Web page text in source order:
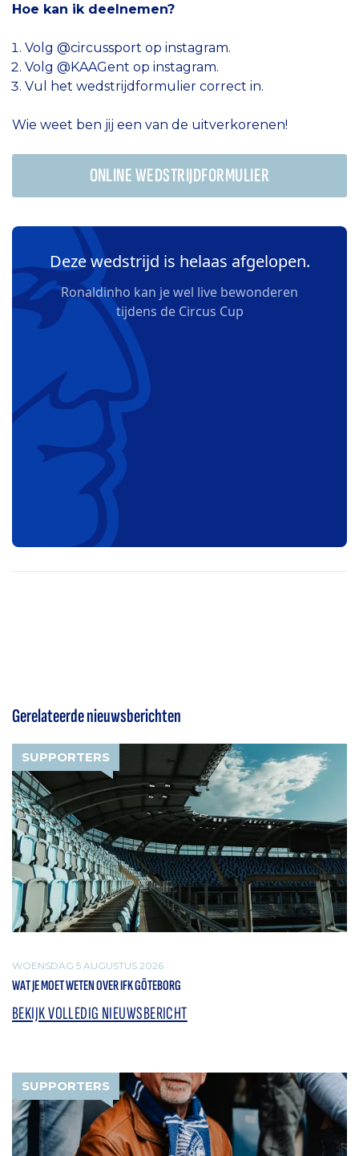
Hoe kan ik deelnemen?
Volg @circussport op instagram.
Volg @KAAGent op instagram.
Vul het wedstrijdformulier correct in.
Wie weet ben jij een van de uitverkorenen!
ONLINE WEDSTRIJDFORMULIER
Gerelateerde nieuwsberichten
SUPPORTERS
WOENSDAG 5 AUGUSTUS 2026
WAT JE MOET WETEN OVER IFK GÖTEBORG
BEKIJK VOLLEDIG NIEUWSBERICHT
SUPPORTERS